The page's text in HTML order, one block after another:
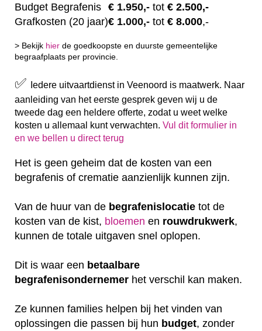
Budget Begrafenis € 1.950,- tot € 2.500,-
Grafkosten (20 jaar)€ 1.000,- tot € 8.000,-
> Bekijk hier de goedkoopste en duurste gemeentelijke
begraafplaats per provincie.
✅
Iedere uitvaartdienst in Veenoord is maatwerk. Naar
aanleiding van het eerste gesprek geven wij u de
tweede dag een heldere offerte, zodat u weet welke
kosten u allemaal kunt verwachten. Vul dit formulier in
en we bellen u direct terug
Het is geen geheim dat de kosten van een
begrafenis of crematie aanzienlijk kunnen zijn.
Van de huur van de begrafenislocatie tot de
kosten van de kist, bloemen en rouwdrukwerk,
kunnen de totale uitgaven snel oplopen.
Dit is waar een betaalbare
begrafenisondernemer het verschil kan maken.
Ze kunnen families helpen bij het vinden van
oplossingen die passen bij hun budget, zonder